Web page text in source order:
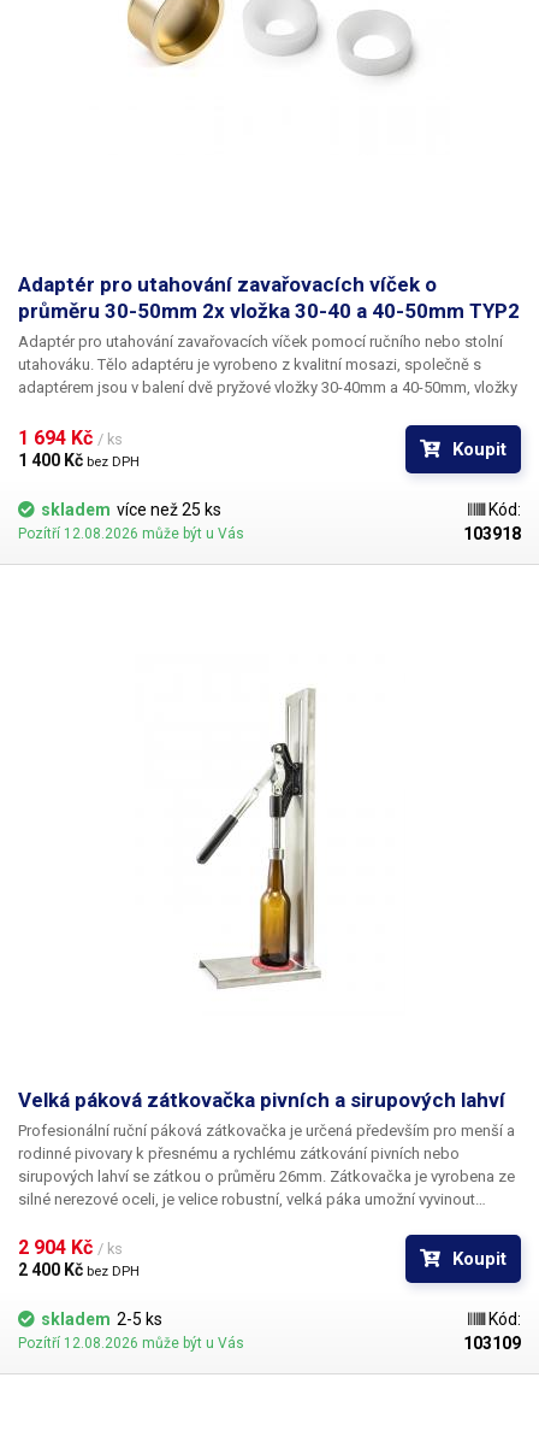
Adaptér pro utahování zavařovacích víček o
průměru 30-50mm 2x vložka 30-40 a 40-50mm TYP2
Adaptér pro utahování zavařovacích víček pomocí ručního nebo stolní
utahováku. Tělo adaptéru je vyrobeno z kvalitní mosazi, společně s
adaptérem jsou v balení dvě pryžové vložky 30-40mm a 40-50mm, vložky
víček. Adaptér je dodáván včetně dvou pryžových vložek a bitu pro
uchycení k elektrickému nebo pneumatickému utahováku.Tabulka
.tg td{border-color:black;border-style:solid;border-width:1px;font-
family:Arial, sans-serif;font-size:14px; overflow:hidden;padding:10px
5px;word-break:normal;} .tg th{border-color:black;border-
style:solid;border-width:1px;font-family:Arial, sans-serif;font-size:14px;
color:inherit;color:#343434;text-align:center;vertical-align:top} .tg .tg-
7btt{border-color:inherit;font-weight:bold;text-align:center;vertical-
1 694 Kč / ks
1 400 Kč bez DPH
Koupit
skladem více než 25 ks
Pozítří 12.08.2026 může být u Vás
Kód:
103918
Velká páková zátkovačka pivních a sirupových lahví
Profesionální ruční páková zátkovačka je určená především pro menší a
rodinné pivovary k přesnému a rychlému zátkování pivních nebo
sirupových lahví se zátkou o průměru 26mm. Zátkovačka je vyrobena ze
silné nerezové oceli, je velice robustní, velká páka umožní vyvinout
zátkovačka je určená pro korunkové zátky. Naplněnou lahev se zátkou
stačí umístit pod hlavu zátkovačky a zatlačit páku dolů. Výsledný uzávěr
pohodlně nastavovat bez použití nářadí - pomocí křídlových matek.
Korunkové zátky lze běžně zakoupit.
2 904 Kč / ks
2 400 Kč bez DPH
Koupit
skladem 2-5 ks
Pozítří 12.08.2026 může být u Vás
Kód:
103109